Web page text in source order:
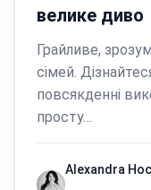
велике диво
Грайливе,
сімей.
повсякденні
просту…
Alexandra